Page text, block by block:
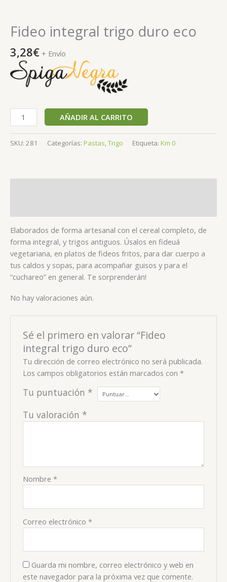
Fideo integral trigo duro eco
3,28€ + Envío
AÑADIR AL CARRITO
SKU: 281 Categorías: Pastas,Trigo Etiqueta: Km 0
Elaborados de forma artesanal con el cereal completo, de
forma integral, y trigos antiguos. Úsalos en fideuá
vegetariana, en platos de fideos fritos, para dar cuerpo a
tus caldos y sopas, para acompañar guisos y para el
“cuchareo” en general. Te sorprenderán!
No hay valoraciones aún.
Sé el primero en valorar “Fideo
integral trigo duro eco”
Tu dirección de correo electrónico no será publicada.
Los campos obligatorios están marcados con*
Tu puntuación *
Tu valoración *
Nombre*
Correo electrónico*
Guarda mi nombre, correo electrónico y web en
este navegador para la próxima vez que comente.